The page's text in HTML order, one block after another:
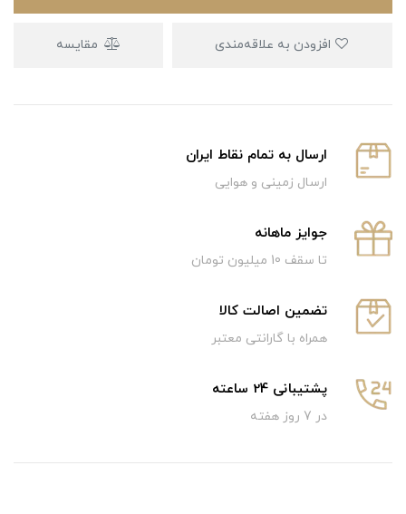
مقایسه
ارسال به تمام نقاط ایران
ارسال زمینی و هوایی
جوایز ماهانه
تا سقف 10 میلیون تومان
تضمین اصالت کالا
همراه با گارانتی معتبر
پشتیبانی 24 ساعته
در 7 روز هفته